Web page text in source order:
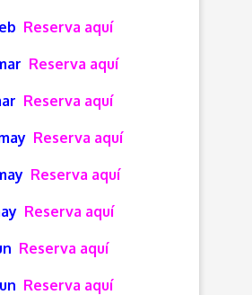
Reserva aquí
Reserva aquí
Reserva aquí
Reserva aquí
Reserva aquí
Reserva aquí
Reserva aquí
Reserva aquí